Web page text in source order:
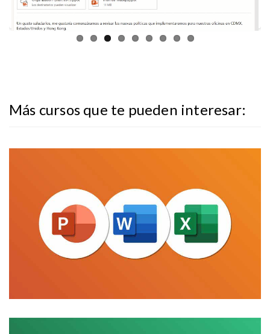
Más cursos que te pueden interesar:
Ofimática Esencial
Conoce funciones básicas y avanzadas de las principales
herramientas de Microsoft Office.